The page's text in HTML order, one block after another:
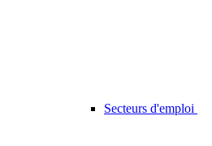
Secteurs d'emploi